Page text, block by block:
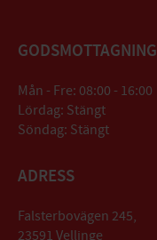
GODSMOTTAGNING
Mån - Fre: 08:00 - 16:00
Lördag: Stängt
Söndag: Stängt
ADRESS
Falsterbovägen 245,
23591 Vellinge